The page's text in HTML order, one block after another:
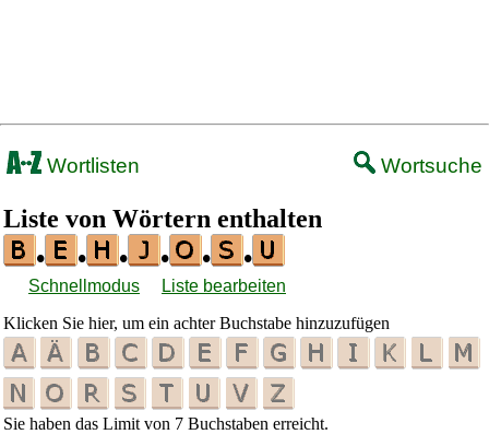
Wortlisten Wortsuche
Liste von Wörtern enthalten
•
• • • • •
Schnellmodus
Liste bearbeiten
Klicken Sie hier, um ein achter Buchstabe hinzuzufügen
Sie haben das Limit von 7 Buchstaben erreicht.